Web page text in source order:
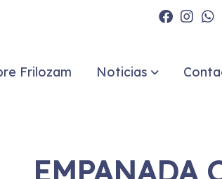
Frilozam Noticias